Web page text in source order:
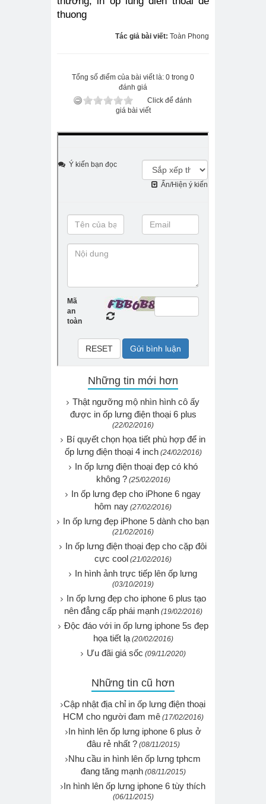
thuong
Tác giả bài viết: Toàn Phong
Tổng số điểm của bài viết là: 0 trong 0
đánh giá
Click để đánh
giá bài viết
Những tin mới hơn
Thật ngưỡng mộ nhìn hình cô ấy
được in ốp lưng điện thoại 6 plus
(22/02/2016)
Bí quyết chọn họa tiết phù hợp để in
ốp lưng điện thoại 4 inch (24/02/2016)
In ốp lưng điện thoại đẹp có khó
không ? (25/02/2016)
In ốp lưng đẹp cho iPhone 6 ngay
hôm nay (27/02/2016)
In ốp lưng đẹp iPhone 5 dành cho bạn
(21/02/2016)
In ốp lưng điện thoại đẹp cho cặp đôi
cực cool (21/02/2016)
In hình ảnh trực tiếp lên ốp lưng
(03/10/2019)
In ốp lưng đẹp cho iphone 6 plus tạo
nên đẳng cấp phái mạnh (19/02/2016)
Độc đáo với in ốp lưng iphone 5s đẹp
họa tiết lạ (20/02/2016)
Ưu đãi giá sốc (09/11/2020)
Những tin cũ hơn
Cập nhật địa chỉ in ốp lưng điện thoại
HCM cho người đam mê (17/02/2016)
In hình lên ốp lưng iphone 6 plus ở
đâu rẻ nhất ? (08/11/2015)
Nhu cầu in hình lên ốp lưng tphcm
đang tăng mạnh (08/11/2015)
In hình lên ốp lưng iphone 6 tùy thích
(06/11/2015)